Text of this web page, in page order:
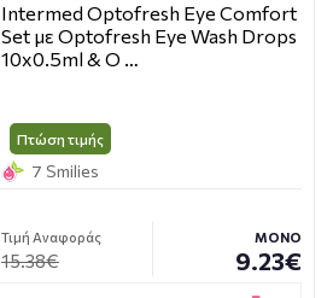
Intermed Optofresh Eye Comfort
Set με Optofresh Eye Wash Drops
10x0.5ml & O …
Πτώση τιμής
7 Smilies
Τιμή Αναφοράς
15.38€
ΜΟΝΟ
9.23€